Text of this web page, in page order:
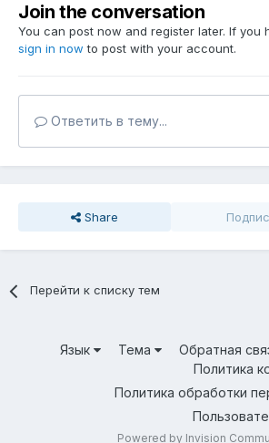
Join the conversation
You can post now and register later. If you
sign in now to post with your account.
Ответить в тему...
Share
Перейти к списку тем
Язык Тема Обратная
Политика
Политика обработки
Powered by Invision